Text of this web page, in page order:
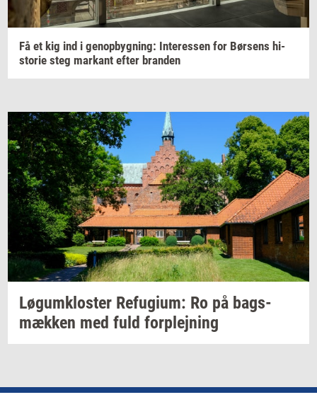
Få et kig ind i genop­byg­ning: In­ter­es­sen for Bør­sens hi­
sto­rie steg mar­kant efter bran­den
Løgum­klo­ster Re­fu­gi­um: Ro på bags­
mæk­ken med fuld for­plej­ning